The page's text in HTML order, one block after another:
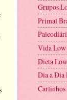
Grupos
Primal
Vida Low
Dieta
Dia a Dia